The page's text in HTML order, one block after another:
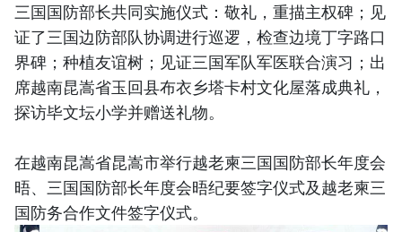
三国国防部长共同实施仪式：敬礼，重描主权碑；见
证了三国边防部队协调进行巡逻，检查边境丁字路口
界碑；种植友谊树；见证三国军队军医联合演习；出
席越南昆嵩省玉回县布衣乡塔卡村文化屋落成典礼，
探访毕文坛小学并赠送礼物。
在越南昆嵩省昆嵩市举行越老柬三国国防部长年度会
晤、三国国防部长年度会晤纪要签字仪式及越老柬三
国防务合作文件签字仪式。